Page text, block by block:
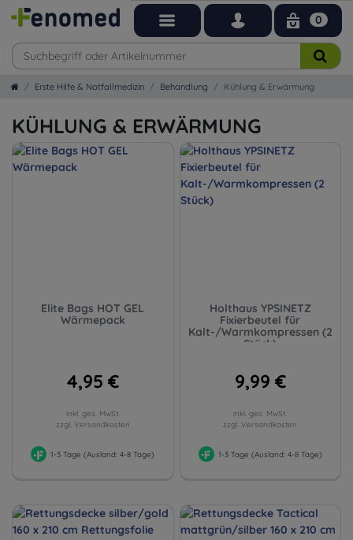
0
Erste Hilfe & Notfallmedizin Behandlung Kühlung & Erwärmung
KÜHLUNG & ERWÄRMUNG
Elite Bags HOT GEL
Wärmepack
4,95 €
inkl. ges. MwSt.
zzgl. Versandkosten
1-3 Tage (Ausland: 4-8 Tage)
Holthaus YPSINETZ
Fixierbeutel für
Kalt-/Warmkompressen (2
Stück)
9,99 €
inkl. ges. MwSt.
zzgl. Versandkosten
1-3 Tage (Ausland: 4-8 Tage)